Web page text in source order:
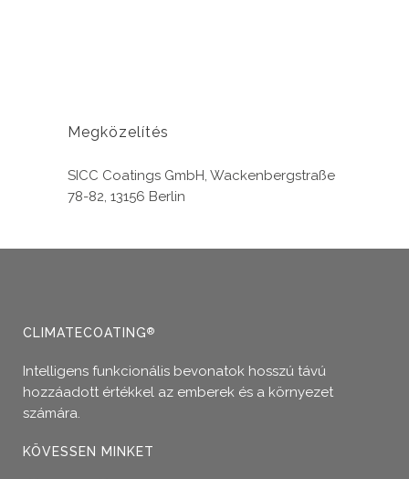
Megközelítés
SICC Coatings GmbH, Wackenbergstraße
78-82, 13156 Berlin
CLIMATECOATING®
Intelligens funkcionális bevonatok hosszú távú
hozzáadott értékkel az emberek és a környezet
számára.
KÖVESSEN MINKET